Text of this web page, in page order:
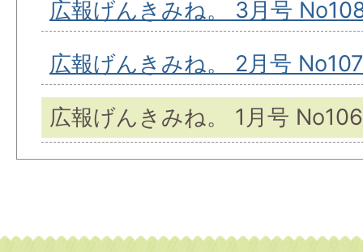
広報げんきみね。 3月号
広報げんきみね。 2月号 No107
広報げんきみね。 1月号 No106